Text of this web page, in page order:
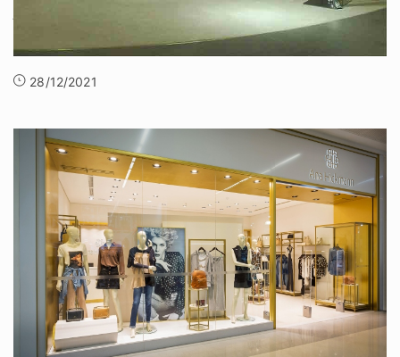
Đồ trang trí là điểm nhấn góp phần tô điểm cho
không gian shop thêm đẹp, ấn tượng và bắt
28/12/2021